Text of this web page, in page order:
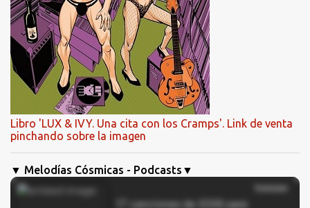
Libro 'LUX & IVY. Una cita con los Cramps'. Link de venta
pinchando sobre la imagen
▼ Melodías Cósmicas - Podcasts▼